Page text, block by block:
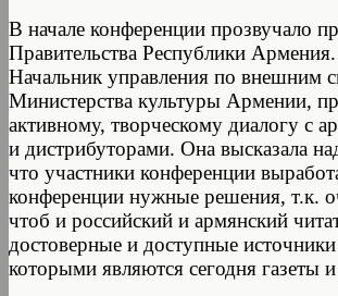
В начале конференции прозвучало
Правительства Республики
Начальник управления по внешним
Министерства культуры Армении,
активному, творческому диалогу с
и дистрибуторами. Она высказала
что участники конференции
конференции нужные решения, т.к.
чтоб и российский и армянский
достоверные и доступные
которыми являются сегодня газеты